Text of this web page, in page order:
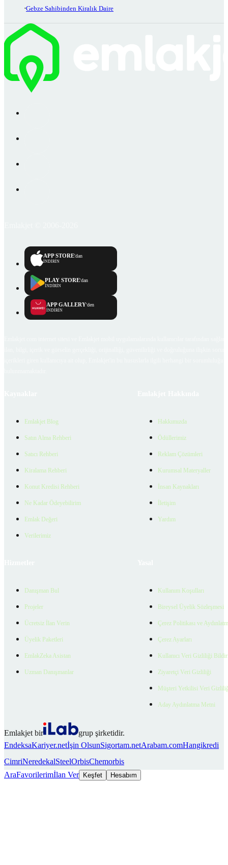
Gebze Sahibinden Kiralık Daire
APP STORE'dan
İNDİRİN
PLAY STORE'dan
İNDİRİN
APP GALLERY'den
İNDİRİN
Emlakjet Blog
Satın Alma Rehberi
Satıcı Rehberi
Kiralama Rehberi
Konut Kredisi Rehberi
Ne Kadar Ödeyebilirim
Emlak Değeri
Verilerimiz
Hakkımızda
Ödüllerimiz
Reklam Çözümleri
Kurumsal Materyaller
İnsan Kaynakları
İletişim
Yardım
Danışman Bul
Projeler
Ücretsiz İlan Verin
Üyelik Paketleri
EmlakZeka Asistan
Uzman Danışmanlar
Kullanım Koşulları
Bireysel Üyelik Sözleşmesi
Çerez Politikası ve
Çerez Ayarları
Kullanıcı Veri Gizliliği
Ziyaretçi Veri Gizliliği
Müşteri Yetkilisi Veri
Aday Aydınlatma Metni
Emlakjet bir
grup şirketidir.
EndeksaKariyer.netİşin OlsunSigortam.netArabam.comHangikredi
CimriNeredekalSteelOrbisChemorbis
AraFavorilerimİlan Ver Keşfet Hesabım